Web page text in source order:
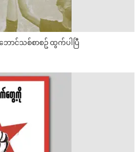
ာင်သစ်စာစဥ် ထွက်ပါပြီ